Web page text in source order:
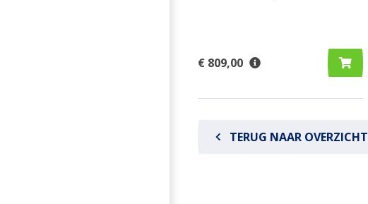
€ 809,00
TERUG NAAR OVERZICHT